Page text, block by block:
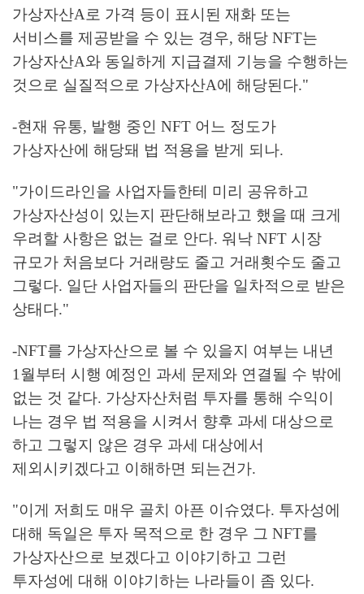
가상자산A로 가격 등이 표시된 재화 또는
서비스를 제공받을 수 있는 경우, 해당 NFT는
가상자산A와 동일하게 지급결제 기능을 수행하는
것으로 실질적으로 가상자산A에 해당된다."
-현재 유통, 발행 중인 NFT 어느 정도가
가상자산에 해당돼 법 적용을 받게 되나.
"가이드라인을 사업자들한테 미리 공유하고
가상자산성이 있는지 판단해보라고 했을 때 크게
우려할 사항은 없는 걸로 안다. 워낙 NFT 시장
규모가 처음보다 거래량도 줄고 거래횟수도 줄고
그렇다. 일단 사업자들의 판단을 일차적으로 받은
상태다."
-NFT를 가상자산으로 볼 수 있을지 여부는 내년
1월부터 시행 예정인 과세 문제와 연결될 수 밖에
없는 것 같다. 가상자산처럼 투자를 통해 수익이
나는 경우 법 적용을 시켜서 향후 과세 대상으로
하고 그렇지 않은 경우 과세 대상에서
제외시키겠다고 이해하면 되는건가.
"이게 저희도 매우 골치 아픈 이슈였다. 투자성에
대해 독일은 투자 목적으로 한 경우 그 NFT를
가상자산으로 보겠다고 이야기하고 그런
투자성에 대해 이야기하는 나라들이 좀 있다.